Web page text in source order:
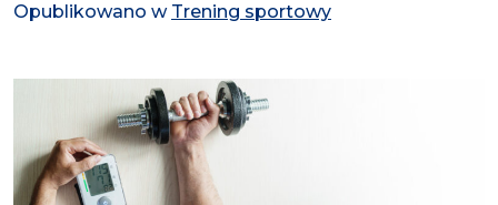
Opublikowano w Trening sportowy